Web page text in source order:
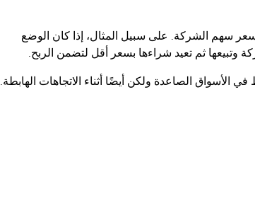
سهم الشركة. على سبيل المثال، إذا كان الوضع
وتبيعها ثم تعيد شراءها بسعر أقل لتضمن الربح.
الأسواق الصاعدة ولكن أيضًا أثناء الاتجاهات الهابطة.